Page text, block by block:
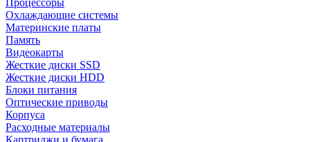
Процессоры
Охлаждающие системы
Материнские платы
Память
Видеокарты
Жесткие диски SSD
Жесткие диски HDD
Блоки питания
Оптические приводы
Корпуса
Расходные материалы
Картриджи и бумага